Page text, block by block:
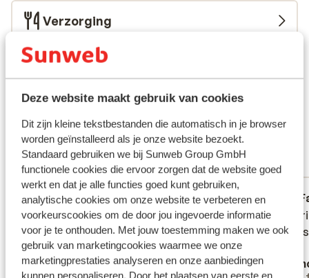
Deze website maakt gebruik van cookies
Dit zijn kleine tekstbestanden die automatisch in je browser
worden geïnstalleerd als je onze website bezoekt.
Standaard gebruiken we bij Sunweb Group GmbH
functionele cookies die ervoor zorgen dat de website goed
werkt en dat je alle functies goed kunt gebruiken,
analytische cookies om onze website te verbeteren en
voorkeurscookies om de door jou ingevoerde informatie
voor je te onthouden. Met jouw toestemming maken we ook
gebruik van marketingcookies waarmee we onze
marketingprestaties analyseren en onze aanbiedingen
het wellnesscenter. Een dagje zonnen op het strand of
de stad in om wat te eten of te shoppen kan natuurlijk
speeltuin en een miniclub. Zo kan iedereen genieten van
een zorgvrije vakantie!
Verzorging
Vlucht informatie
Wat gasten vinden
Dit zijn 100% echte klantbeoordelingen die hun ervaring
met ons product oprecht weergeven.
Meer over reviews
Meest geboekt door met familie
6.1 Goed
2 sep. 2025
Mooi gezellige locatie, soms te luidruchtig.
Eten vaak niet warm. Toilet bij zwembad
werd te weinig schoon gemaakt, echt vies
Mooi gezellige locatie, soms te luidruchtig.
Eten vaak niet warm. Toilet bij zwembad
werd te weinig schoon gemaakt, echt vies
Anoniem
Heel
kwam
Heel
kwam